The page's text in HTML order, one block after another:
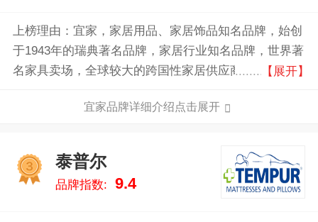
上榜理由：宜家，家居用品、家居饰品知名品牌，始创
于1943年的瑞典著名品牌，家居行业知名品牌，世界著
名家具卖场，全球较大的跨国性家居供应商之一。许多
椅/沙发系列、办公用品、卧室系列、厨房系列、宜家
实惠、设计出色和使用舒适的产品。
【展开】
宜家品牌详细介绍点击展开
3
泰普尔
品牌指数: 9.4